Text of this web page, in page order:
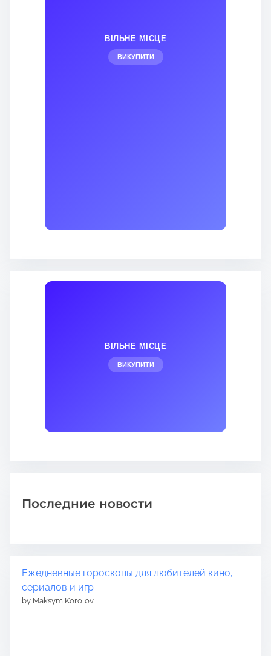
ВІЛЬНЕ МІСЦЕ
ВИКУПИТИ
ВІЛЬНЕ МІСЦЕ
ВИКУПИТИ
Последние новости
Ежедневные гороскопы для любителей кино,
сериалов и игр
by Maksym Korolov